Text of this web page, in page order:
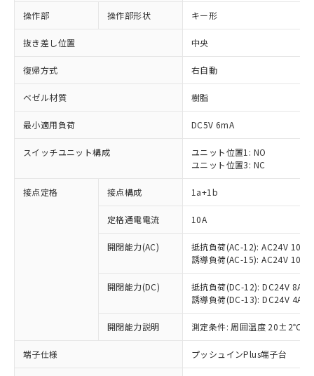
操作部 操作部形状 キー形
抜き差し位置 中央
復帰方式 右自動
ベゼル材質 樹脂
最小適用負荷 DC5V 6mA
スイッチユニット構成
ユニット位置1: NO
ユニット位置3: NC
接点定格 接点構成 1a+1b
定格通電電流 10A
開閉能力(AC)
抵抗負荷(AC-12): AC24V 10A/
誘導負荷(AC-15): AC24V
開閉能力(DC)
抵抗負荷(DC-12): DC24V 8A/
誘導負荷(DC-13): DC24V 4A/
開閉能力説明 測定条件: 周囲温度 20±2℃、
端子仕様 プッシュインPlus端子台
対応済み：EU RoHS指令（10物質）の
非含有に対応した製品が提供可能な商品で